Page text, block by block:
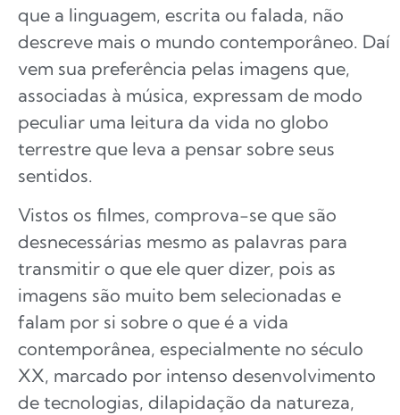
que a linguagem, escrita ou falada, não
descreve mais o mundo contemporâneo. Daí
vem sua preferência pelas imagens que,
associadas à música, expressam de modo
peculiar uma leitura da vida no globo
terrestre que leva a pensar sobre seus
sentidos.
Vistos os filmes, comprova-se que são
desnecessárias mesmo as palavras para
transmitir o que ele quer dizer, pois as
imagens são muito bem selecionadas e
falam por si sobre o que é a vida
contemporânea, especialmente no século
XX, marcado por intenso desenvolvimento
de tecnologias, dilapidação da natureza,